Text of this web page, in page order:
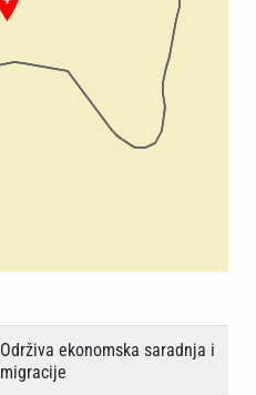
Održiva ekonomska saradnja i
migracije